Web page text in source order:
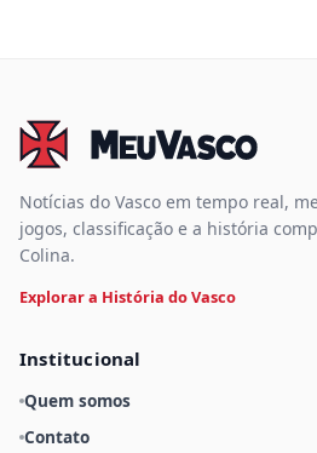
Notícias do Vasco em tempo real,
jogos, classificação e a história
Colina.
Explorar a História do Vasco
Institucional
Quem somos
Contato